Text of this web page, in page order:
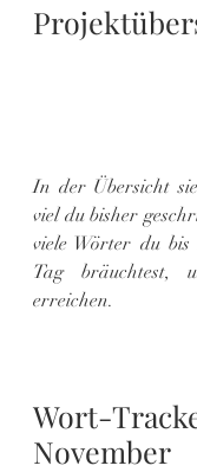
In der Übersicht
viel du bisher
viele Wörter du bis
Tag bräuchtest,
erreichen.
Wort-
November